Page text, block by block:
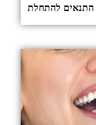
התנאים להתחלת